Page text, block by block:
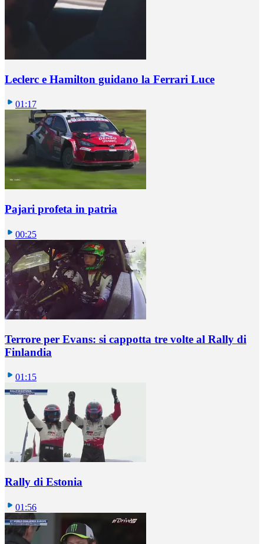
Leclerc e Hamilton guidano la Ferrari Luce
01:17
Pajari profeta in patria
00:25
Terrore per Evans: si cappotta tre volte al Rally di
Finlandia
01:15
Rally di Estonia
01:56